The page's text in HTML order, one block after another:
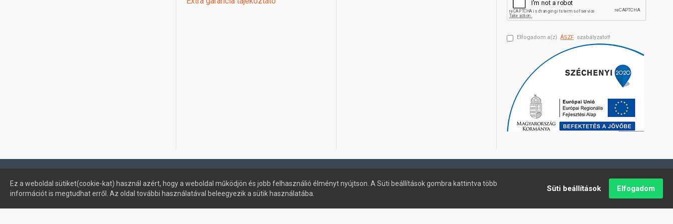
Elfogadom a(z) ÁSZF szabályzatot!
Ez a weboldal sütiket(cookie-kat) használ azért, hogy a weboldal működjön és jobb felhasználió élményt nyújtson. A Süti beállítások gombra kattintva több
információt is megtudhat erről. Az oldal további használatával beleegyezik a sütik használatába.
Süti beállítások Elfogadom